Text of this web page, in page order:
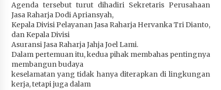
Terapkan “Polantas Menyapa”, Satlantas Polres
Sumbawa Berupaya Wujudkan Pelayanan
Kepolisian yang Profesional
1 bulan ago
Capaian Program Pemerintah Kabupaten
Sumbawa Terus Dirasakan Masyarakat
Agenda tersebut turut dihadiri Sekretaris Perusahaan
Jasa Raharja Dodi Apriansyah,
Kepala Divisi Pelayanan Jasa Raharja Hervanka Tri Dianto,
dan Kepala Divisi
Asuransi Jasa Raharja Jahja Joel Lami.
Dalam pertemuan itu, kedua pihak membahas pentingnya
membangun budaya
keselamatan yang tidak hanya diterapkan di lingkungan
kerja, tetapi juga dalam